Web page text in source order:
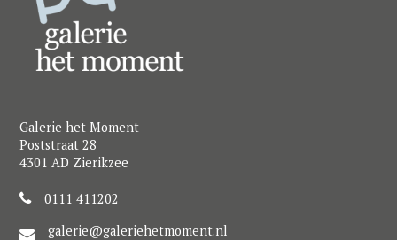
Galerie het Moment
Poststraat 28
4301 AD Zierikzee
0111 411202
galerie@galeriehetmoment.nl